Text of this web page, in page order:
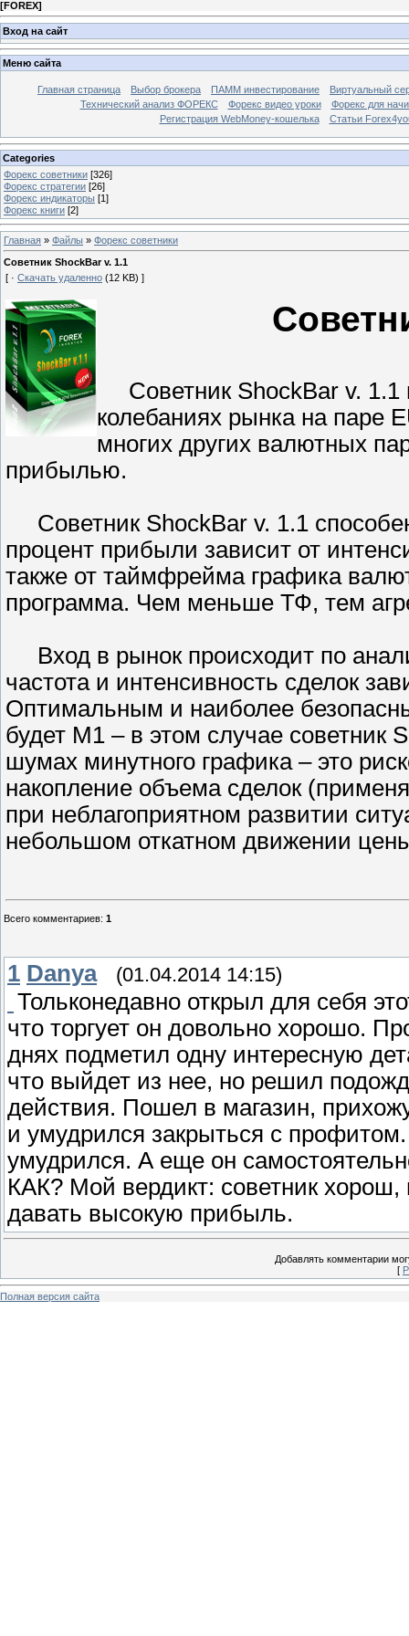
[FOREX]
Вход на сайт
Меню сайта
Главная страница Выбор брокера ПАММ инвестирование
Виртуальный
Технический анализ ФОРЕКС
Форекс видео уроки
Форекс для
Регистрация WebMoney-кошелька
Статьи
Categories
Форекс cоветники [326]
Форекс стратегии [26]
Форекс индикаторы [1]
Форекс книги [2]
Главная » Файлы » Форекс cоветники
Советник ShockBar v. 1.1
[ · Скачать удаленно (12 KB) ]
Советник ShockBar v. 1.1
колебаниях рынка на паре
многих других валютных
прибылью.
Советник ShockBar v. 1.1
процент прибыли зависит от
также от таймфрейма графика
программа. Чем меньше ТФ, тем
Вход в рынок происходит по
частота и интенсивность сделок
Оптимальным и наиболее
будет М1 – в этом случае советник
шумах минутного графика – это
накопление объема сделок
при неблагоприятном развитии
небольшом откатном движении
Всего комментариев: 1
1 Danya (01.04.2014 14:15)
Тольконедавно открыл для себя
что торгует он довольно хорошо.
днях подметил одну интересную
что выйдет из нее, но решил
действия. Пошел в магазин,
и умудрился закрыться с
умудрился. А еще он
КАК? Мой вердикт: советник хорош,
давать высокую прибыль.
Добавлять комментарии
[
Полная версия сайта